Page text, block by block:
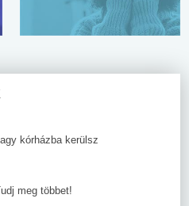
kórházba kerülsz
meg többet!